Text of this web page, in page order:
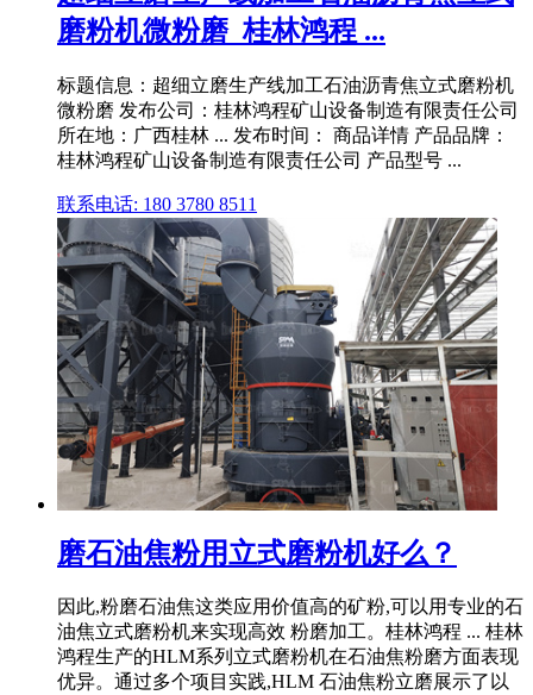
磨粉机微粉磨_桂林鸿程 ...
标题信息：超细立磨生产线加工石油沥青焦立式磨粉机
微粉磨 发布公司：桂林鸿程矿山设备制造有限责任公司
所在地：广西桂林 ... 发布时间： 商品详情 产品品牌：
桂林鸿程矿山设备制造有限责任公司 产品型号 ...
联系电话: 180 3780 8511
磨石油焦粉用立式磨粉机好么？
因此,粉磨石油焦这类应用价值高的矿粉,可以用专业的石
油焦立式磨粉机来实现高效 粉磨加工。桂林鸿程 ... 桂林
鸿程生产的HLM系列立式磨粉机在石油焦粉磨方面表现
优异。通过多个项目实践,HLM 石油焦粉立磨展示了以